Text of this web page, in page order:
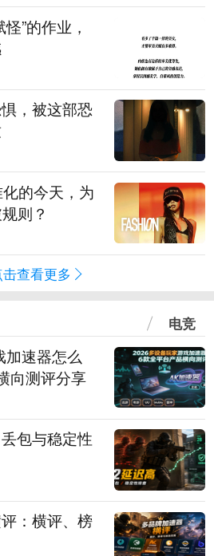
”的作业，
，被这部恐
的今天，为
则？
击查看更多
电竞
速器怎么
向测评分享
包与稳定性
：横评、榜